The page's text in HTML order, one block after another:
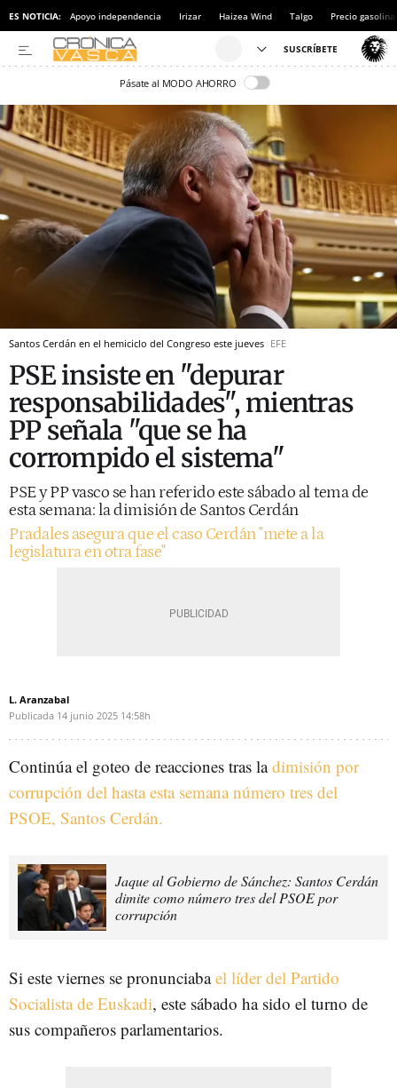
ES NOTICIA: Apoyo independencia Irizar Haizea Wind Talgo Precio gasolina
Pásate al MODO AHORRO
Santos Cerdán en el hemiciclo del Congreso este jueves EFE
PSE insiste en "depurar
responsabilidades", mientras
PP señala "que se ha
corrompido el sistema"
PSE y PP vasco se han referido este sábado al tema de
esta semana: la dimisión de Santos Cerdán
Pradales asegura que el caso Cerdán "mete a la
legislatura en otra fase"
L. Aranzabal
Publicada 14 junio 2025 14:58h
Continúa el goteo de reacciones tras ladimisión por
corrupción del hasta esta semana número tres del
PSOE, Santos Cerdán.
Jaque al Gobierno de Sánchez: Santos Cerdán
dimite como número tres del PSOE por
corrupción
Si este viernes se pronunciabael líder del Partido
Socialista de Euskadi, este sábado ha sido el turno de
sus compañeros parlamentarios.